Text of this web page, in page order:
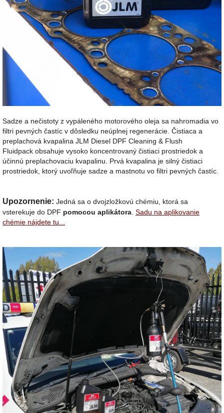
Sadze a nečistoty z vypáleného motorového oleja sa nahromadia vo
filtri pevných častíc v dôsledku neúplnej regenerácie. Čistiaca a
preplachová kvapalina JLM Diesel DPF Cleaning & Flush
Fluidpack obsahuje vysoko koncentrovaný čistiaci prostriedok a
účinnú preplachovaciu kvapalinu. Prvá kvapalina je silný čistiaci
prostriedok, ktorý uvoľňuje sadze a mastnotu vo filtri pevných častíc.
Upozornenie: Jedná sa o dvojzložkovú chémiu, ktorá sa
vsterekuje do DPF pomocou aplikátora. Sadu na aplikovanie
chémie nájdete tu...